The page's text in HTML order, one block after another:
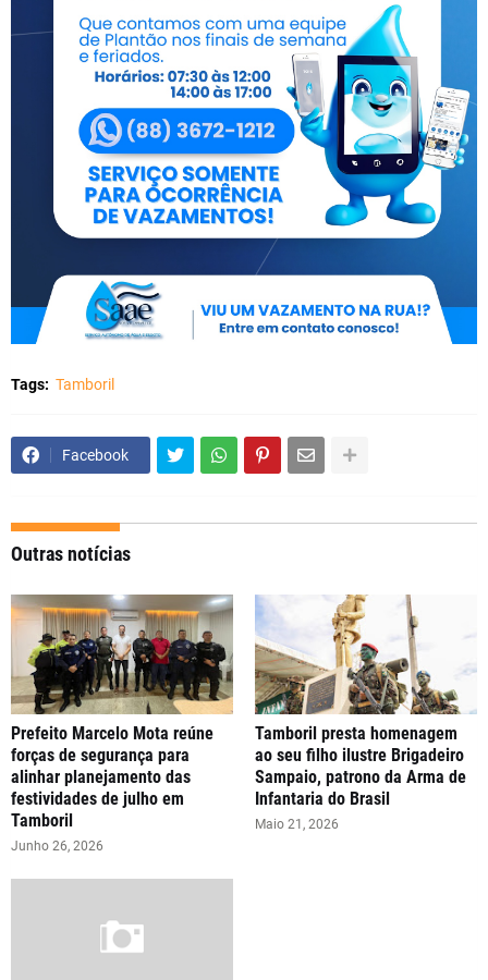
Tags: Tamboril
Facebook
Outras notícias
Prefeito Marcelo Mota reúne
forças de segurança para
alinhar planejamento das
festividades de julho em
Tamboril
Junho 26, 2026
Tamboril presta homenagem
ao seu filho ilustre Brigadeiro
Sampaio, patrono da Arma de
Infantaria do Brasil
Maio 21, 2026